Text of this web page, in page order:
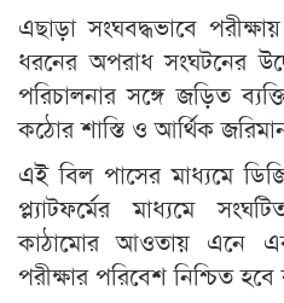
এছাড়া সংঘবদ্ধভাবে
ধরনের অপরাধ সংঘটনের
পরিচালনার সঙ্গে জড়িত
কঠোর শাস্তি ও আর্থিক
এই বিল পাসের মাধ্যমে
প্ল্যাটফর্মের মাধ্যমে
কাঠামোর আওতায় এনে
পরীক্ষার পরিবেশ নিশ্চিত